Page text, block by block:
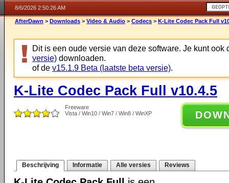
8/6/2026 2:50:26 AM
AfterDawn > Downloads > Video & Audio > Codecs > K-Lite Codec Pack Full
Dit is een oude versie van deze software. Je kunt ook
versie) downloaden.
of de v15.1.9 Beta (laatste beta versie).
K-Lite Codec Pack Full v10.4.5
Freeware
Vista / Win10 / Win7 / Win8 / WinXP
Beschrijving Informatie Alle versies Reviews